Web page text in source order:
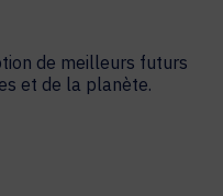
de meilleurs futurs
et de la planète.